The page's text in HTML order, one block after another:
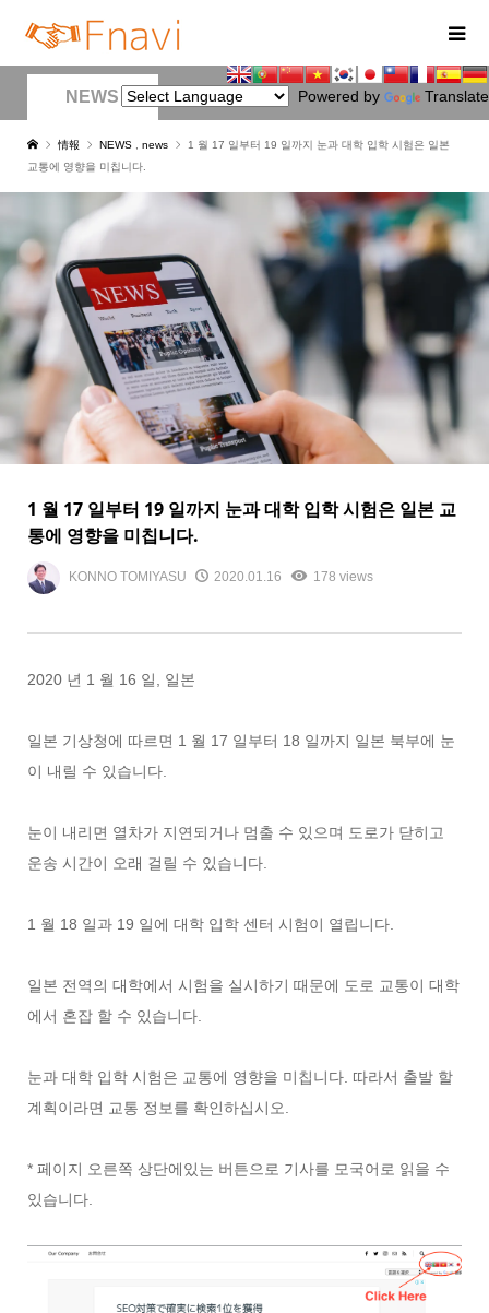
Powered by Translate
NEWS
情報 NEWS news
1 월 17 일부터 19 일까지 눈과 대학 입학 시험은 일본
교통에 영향을 미칩니다.
1 월 17 일부터 19 일까지 눈과 대학 입학 시험은 일본 교
통에 영향을 미칩니다.
KONNO TOMIYASU 2020.01.16 178 views
2020 년 1 월 16 일, 일본
일본 기상청에 따르면 1 월 17 일부터 18 일까지 일본 북부에 눈
이 내릴 수 있습니다.
눈이 내리면 열차가 지연되거나 멈출 수 있으며 도로가 닫히고
운송 시간이 오래 걸릴 수 있습니다.
1 월 18 일과 19 일에 대학 입학 센터 시험이 열립니다.
일본 전역의 대학에서 시험을 실시하기 때문에 도로 교통이 대학
에서 혼잡 할 수 있습니다.
눈과 대학 입학 시험은 교통에 영향을 미칩니다. 따라서 출발 할
계획이라면 교통 정보를 확인하십시오.
* 페이지 오른쪽 상단에있는 버튼으로 기사를 모국어로 읽을 수
있습니다.